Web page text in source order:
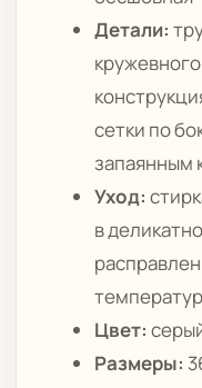
Детали:
сетки по
запаянным
Уход:
в
Цвет:
Размеры: